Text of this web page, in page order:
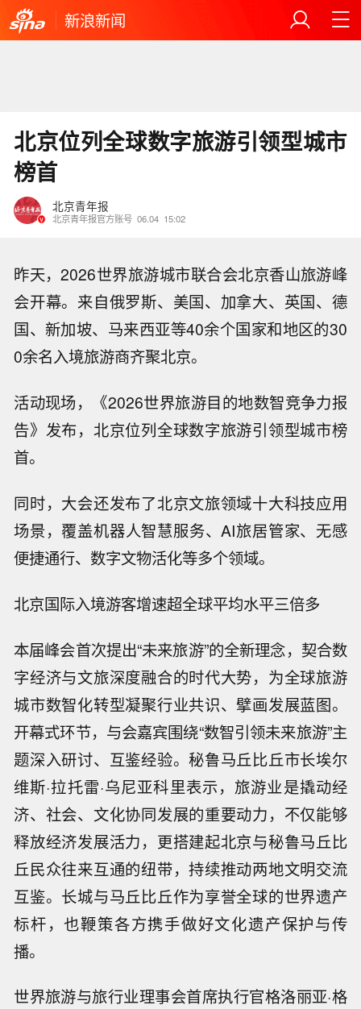
新浪新闻
北京位列全球数字旅游引领型城市
榜首
北京青年报
北京青年报官方账号 06.04 15:02
昨天，2026世界旅游城市联合会北京香山旅游峰
会开幕。来自俄罗斯、美国、加拿大、英国、德
国、新加坡、马来西亚等40余个国家和地区的30
0余名入境旅游商齐聚北京。
活动现场，《2026世界旅游目的地数智竞争力报
告》发布，北京位列全球数字旅游引领型城市榜
首。
同时，大会还发布了北京文旅领域十大科技应用
场景，覆盖机器人智慧服务、AI旅居管家、无感
便捷通行、数字文物活化等多个领域。
北京国际入境游客增速超全球平均水平三倍多
本届峰会首次提出“未来旅游”的全新理念，契合数
字经济与文旅深度融合的时代大势，为全球旅游
城市数智化转型凝聚行业共识、擘画发展蓝图。
开幕式环节，与会嘉宾围绕“数智引领未来旅游”主
题深入研讨、互鉴经验。秘鲁马丘比丘市长埃尔
维斯·拉托雷·乌尼亚科里表示，旅游业是撬动经
济、社会、文化协同发展的重要动力，不仅能够
释放经济发展活力，更搭建起北京与秘鲁马丘比
丘民众往来互通的纽带，持续推动两地文明交流
互鉴。长城与马丘比丘作为享誉全球的世界遗产
标杆，也鞭策各方携手做好文化遗产保护与传
播。
世界旅游与旅行业理事会首席执行官格洛丽亚·格